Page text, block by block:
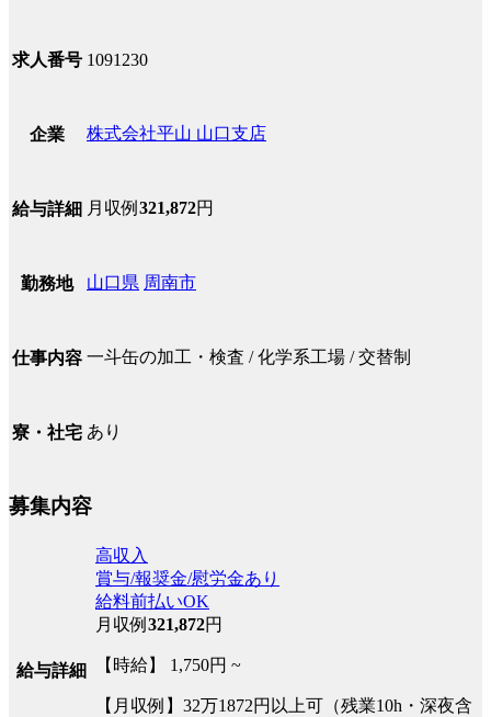
求人番号 1091230
企業 株式会社平山 山口支店
給与詳細 月収例 321,872円
勤務地 山口県 周南市
仕事内容 一斗缶の加工・検査 / 化学系工場 / 交替制
寮・社宅 あり
募集内容
給与詳細
高収入
賞与/報奨金/慰労金あり
給料前払いOK
月収例 321,872円
【時給】 1,750円 ~
【月収例】32万1872円以上可（残業10h・深夜含